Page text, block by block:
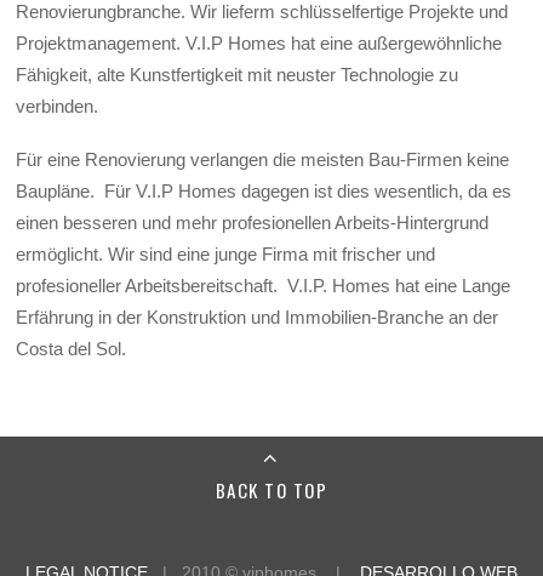
Renovierungbranche. Wir lieferm schlüsselfertige Projekte und
Projektmanagement. V.I.P Homes hat eine außergewöhnliche
Fähigkeit, alte Kunstfertigkeit mit neuster Technologie zu
verbinden.
Für eine Renovierung verlangen die meisten Bau-Firmen keine
Baupläne. Für V.I.P Homes dagegen ist dies wesentlich, da es
einen besseren und mehr profesionellen Arbeits-Hintergrund
ermöglicht. Wir sind eine junge Firma mit frischer und
profesioneller Arbeitsbereitschaft. V.I.P. Homes hat eine Lange
Erfährung in der Konstruktion und Immobilien-Branche an der
Costa del Sol.
BACK TO TOP